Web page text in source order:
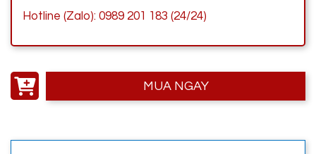
Hotline (Zalo): 0989 201 183 (24/24)
MUA NGAY